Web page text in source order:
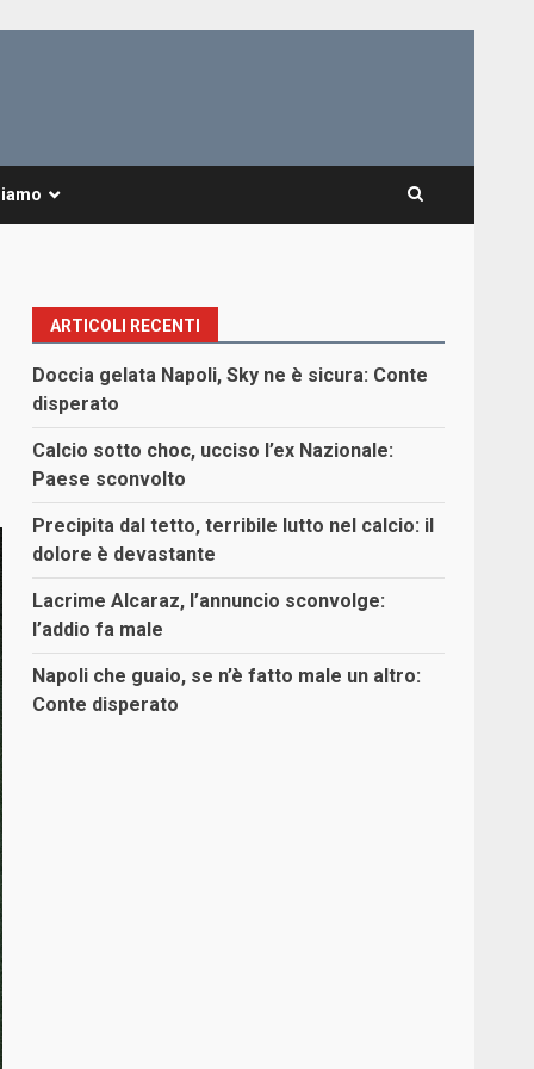
ARTICOLI RECENTI
Doccia gelata Napoli, Sky ne è sicura: Conte
disperato
Calcio sotto choc, ucciso l’ex Nazionale:
Paese sconvolto
Precipita dal tetto, terribile lutto nel calcio: il
dolore è devastante
Lacrime Alcaraz, l’annuncio sconvolge:
l’addio fa male
Napoli che guaio, se n’è fatto male un altro:
Conte disperato